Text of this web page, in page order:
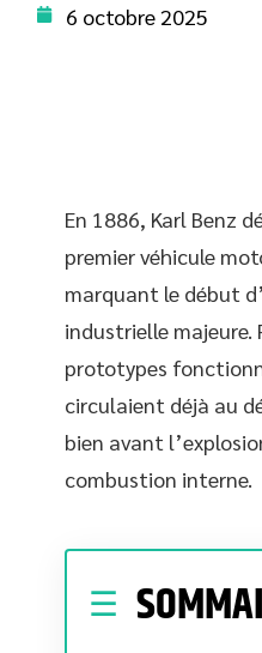
6 octobre 2025
En 1886, Karl Benz
premier véhicule
marquant le début
industrielle majeure.
prototypes
circulaient déjà au
bien avant
combustion interne.